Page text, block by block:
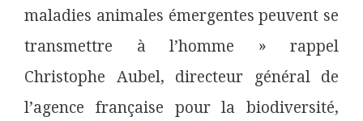
maladies animales émergentes peuvent se
transmettre à l’homme » rappel
Christophe Aubel, directeur général de
l’agence française pour la biodiversité,